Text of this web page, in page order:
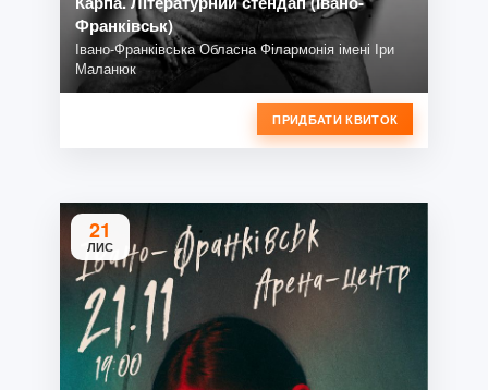
Франківськ)
Івано-Франківська Обласна Філармонія імені Іри
Маланюк
ПРИДБАТИ КВИТОК
21
ЛИС